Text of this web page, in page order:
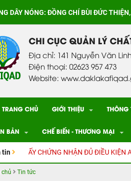
DÂY NÓNG:ĐỒNG CHÍ BÙI ĐỨC
CHI CỤC QUẢN LÝ
Địa chỉ: 141 Nguyễn Văn
Điện thoại: 02623 957 473
Website:
TRANG CHỦ GIỚI THIỆU THÔNG
BẢN CHẾ BIẾN - THƯƠNG MẠI
tin CHỨNG NHẬN ĐỦ ĐIỀU KIỆN AN
chủ Tin tức